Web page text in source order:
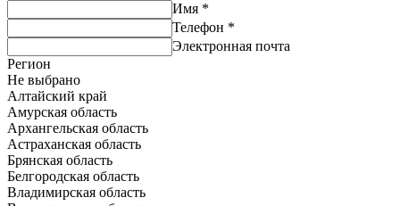
Имя *
Телефон *
Электронная почта
Регион
Не выбрано
Алтайский край
Амурская область
Архангельская область
Астраханская область
Брянская область
Белгородская область
Владимирская область